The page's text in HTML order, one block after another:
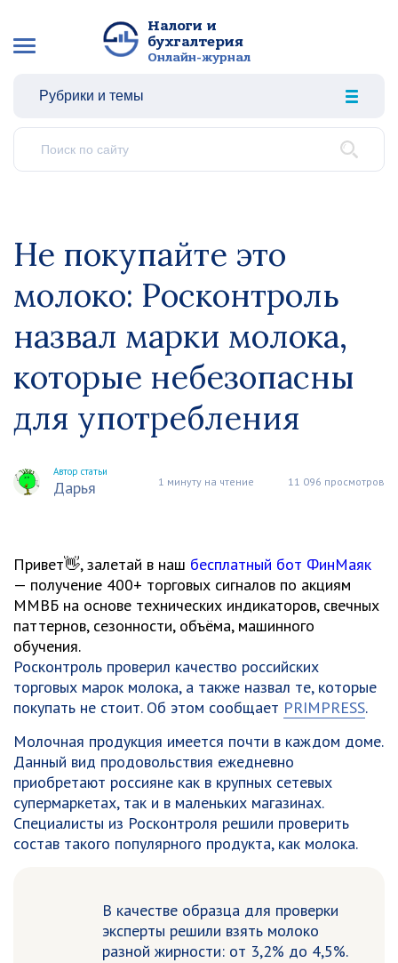
Налоги и
бухгалтерия
Онлайн-журнал
Рубрики и темы
Не покупайте это
молоко: Росконтроль
назвал марки молока,
которые небезопасны
для употребления
Автор статьи
Дарья 1 минуту на чтение 11 096 просмотров
Привет👋, залетай в наш бесплатный бот ФинМаяк
— получение 400+ торговых сигналов по акциям
ММВБ на основе технических индикаторов, свечных
паттернов, сезонности, объёма, машинного
обучения.
Росконтроль проверил качество российских
торговых марок молока, а также назвал те, которые
покупать не стоит. Об этом сообщает PRIMPRESS.
Молочная продукция имеется почти в каждом доме.
Данный вид продовольствия ежедневно
приобретают россияне как в крупных сетевых
супермаркетах, так и в маленьких магазинах.
Специалисты из Росконтроля решили проверить
состав такого популярного продукта, как молока.
В качестве образца для проверки
эксперты решили взять молоко
разной жирности: от 3,2% до 4,5%.